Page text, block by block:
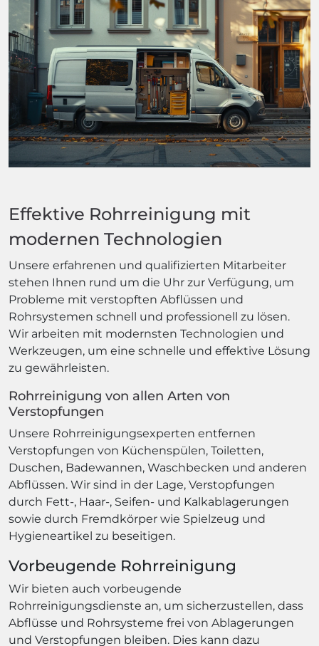
Effektive Rohrreinigung mit
modernen Technologien
Unsere erfahrenen und qualifizierten Mitarbeiter
stehen Ihnen rund um die Uhr zur Verfügung, um
Probleme mit verstopften Abflüssen und
Rohrsystemen schnell und professionell zu lösen.
Wir arbeiten mit modernsten Technologien und
Werkzeugen, um eine schnelle und effektive Lösung
zu gewährleisten.
Rohrreinigung von allen Arten von
Verstopfungen
Unsere Rohrreinigungsexperten entfernen
Verstopfungen von Küchenspülen, Toiletten,
Duschen, Badewannen, Waschbecken und anderen
Abflüssen. Wir sind in der Lage, Verstopfungen
durch Fett-, Haar-, Seifen- und Kalkablagerungen
sowie durch Fremdkörper wie Spielzeug und
Hygieneartikel zu beseitigen.
Vorbeugende Rohrreinigung
Wir bieten auch vorbeugende
Rohrreinigungsdienste an, um sicherzustellen, dass
Abflüsse und Rohrsysteme frei von Ablagerungen
und Verstopfungen bleiben. Dies kann dazu